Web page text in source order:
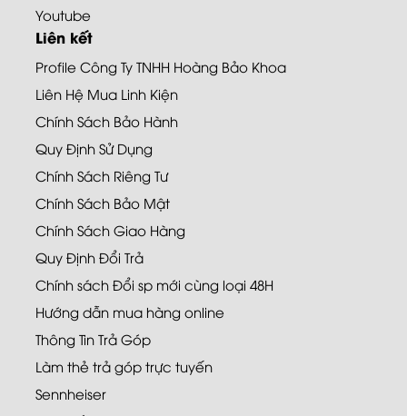
Youtube
Liên kết
Profile Công Ty TNHH Hoàng Bảo Khoa
Liên Hệ Mua Linh Kiện
Chính Sách Bảo Hành
Quy Định Sử Dụng
Chính Sách Riêng Tư
Chính Sách Bảo Mật
Chính Sách Giao Hàng
Quy Định Đổi Trả
Chính sách Đổi sp mới cùng loại 48H
Hướng dẫn mua hàng online
Thông Tin Trả Góp
Làm thẻ trả góp trực tuyến
Sennheiser